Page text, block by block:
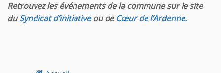
Retrouvez les événements de la commune sur le site
duSyndicat d’initiativeou deCœur de l’Ardenne.